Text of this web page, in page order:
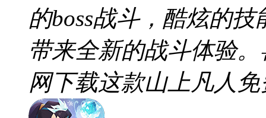
的boss战斗，酷炫的
带来全新的战斗体验
网下载这款山上凡人